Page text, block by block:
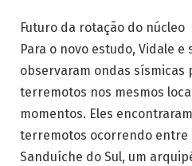
Futuro da rotação do núcleo
Para o novo estudo, Vidale e
observaram ondas sísmicas
terremotos nos mesmos
momentos. Eles
terremotos ocorrendo entre
Sanduíche do Sul, um